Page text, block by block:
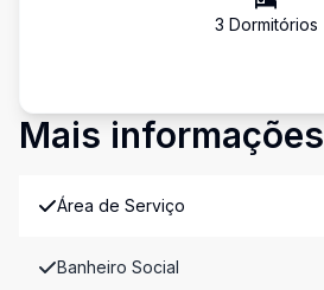
3 Dormitórios
Mais informações
Área de Serviço
Banheiro Social